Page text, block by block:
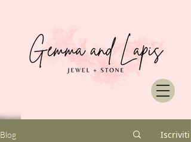
Blog Iscriviti